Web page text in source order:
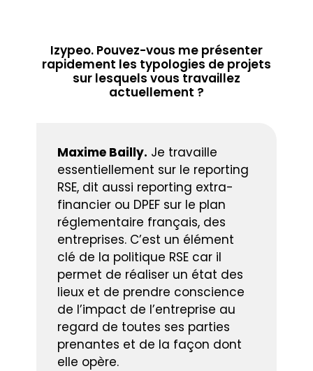
Izypeo. Pouvez-vous me présenter
rapidement les typologies de projets
sur lesquels vous travaillez
actuellement ?
Maxime Bailly. Je travaille
essentiellement sur le reporting
RSE, dit aussi reporting extra-
financier ou DPEF sur le plan
réglementaire français, des
entreprises. C’est un élément
clé de la politique RSE car il
permet de réaliser un état des
lieux et de prendre conscience
de l’impact de l’entreprise au
regard de toutes ses parties
prenantes et de la façon dont
elle opère.